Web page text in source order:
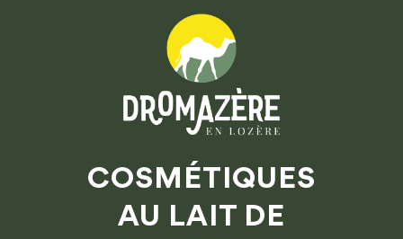
COSMÉTIQUES
AU LAIT DE